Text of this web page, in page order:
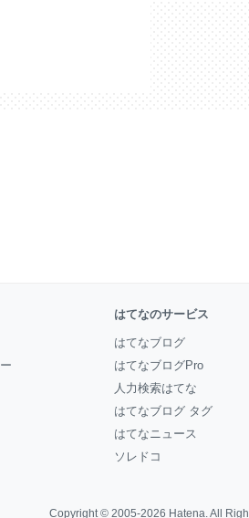
はてなのサービス
はてなブログ
はてなブログPro
人力検索はてな
はてなブログ タグ
はてなニュース
ソレドコ
Copyright © 2005-2026 Hatena. All